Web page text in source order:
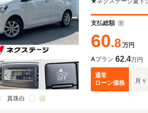
真珠白
支払総額
60.8 万円
Aプラン 62.4万円
通常
ローン価格
月々